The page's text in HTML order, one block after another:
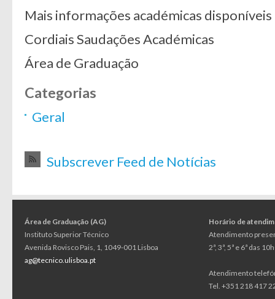
Mais informações académicas disponíveis
Cordiais Saudações Académicas
Área de Graduação
Categorias
Geral
Subscrever Feed de Notícias
Área de Graduação (AG)
Instituto Superior Técnico
Avenida Rovisco Pais, 1, 1049-001 Lisboa
ag@tecnico.ulisboa.pt
Horário de
Atendimento
2ª, 3ª, 5ª e 6ª das
Atendimento
Tel. +351 218 417